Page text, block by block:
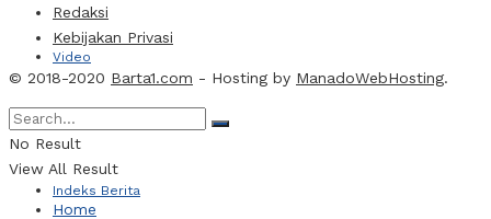
Video
Webtorial
Indeks Berita
Redaksi
Kebijakan Privasi
© 2018-2020 Barta1.com - Hosting by ManadoWebHosting.
No Result
View All Result
Home